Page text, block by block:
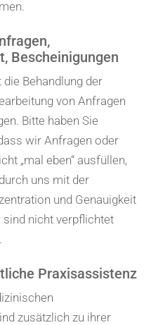
Bescheinigungen
Behandlung der
von Anfragen
Bitte haben Sie
wir Anfragen oder
„mal eben“ ausfüllen,
uns mit der
und Genauigkeit
nicht verpflichtet
Praxisassistenz
zusätzlich zu ihrer